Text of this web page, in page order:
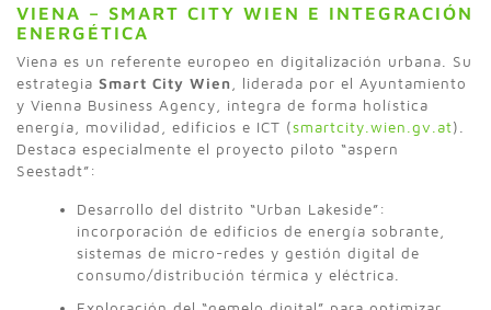
VIENA – SMART CITY WIEN E INTEGRACIÓN
ENERGÉTICA
Viena es un referente europeo en digitalización urbana. Su
estrategia Smart City Wien
, liderada por el Ayuntamiento
y Vienna Business Agency, integra de forma holística
energía, movilidad, edificios e ICT (smartcity.wien.gv.at).
Destaca especialmente el proyecto piloto “aspern
Seestadt”:
Desarrollo del distrito “Urban Lakeside”:
incorporación de edificios de energía sobrante,
sistemas de micro-redes y gestión digital de
consumo/distribución térmica y eléctrica.